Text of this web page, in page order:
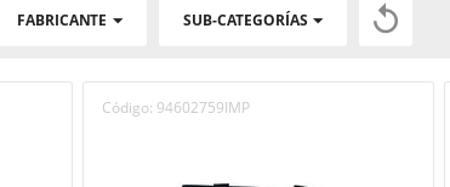
FABRICANTE SUB-CATEGORÍAS 
Código: 94602759IMP